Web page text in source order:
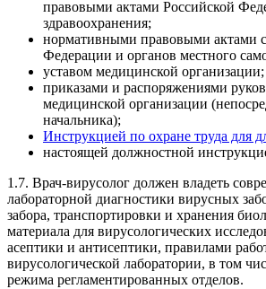
правовыми актами Российской
здравоохранения;
нормативными правовыми актами
Федерации и органов местного
уставом медицинской организации;
приказами и распоряжениями
медицинской организации
начальника);
Инструкцией по охране труда для
настоящей должностной
1.7. Врач-вирусолог должен владеть
лабораторной диагностики вирусных
забора, транспортировки и хранения
материала для вирусологических
асептики и антисептики, правилами
вирусологической лаборатории, в том
режима регламентированных отделов.